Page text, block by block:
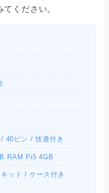
ください。
40ピン / 技適付き
RAM Pi5 4GB
ット / ケース付き